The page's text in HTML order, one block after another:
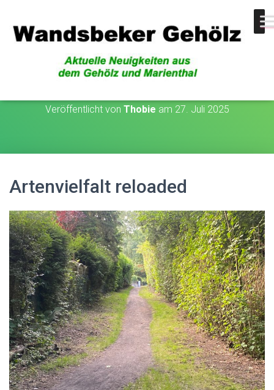
Veröffentlicht von Thobie am 27. Juli 2025
Artenvielfalt reloaded